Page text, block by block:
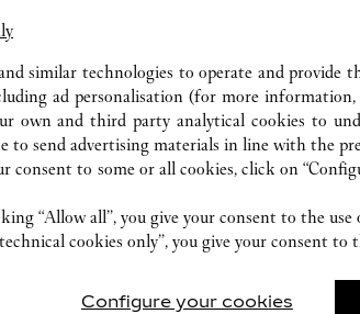
صناعة الساعات
similar technologies to operate and provide
ad personalisation (for more
own and third party analytical cookies to
to send advertising materials in line with the
consent to some or all cookies, click on
“Allow all”, you give your consent to the use
cookies only”, you give your consent to
Configure your cookies